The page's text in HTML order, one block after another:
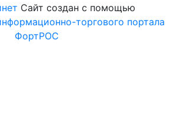
Сайт создан с помощью
торгового портала
ФортРОС